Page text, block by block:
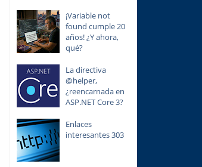
¡Variable not
found cumple 20
años! ¿Y ahora,
qué?
La directiva
@helper,
¿reencarnada en
ASP.NET Core 3?
Enlaces
interesantes 303